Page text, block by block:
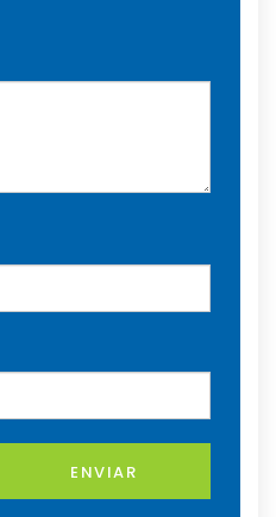
ENVIAR